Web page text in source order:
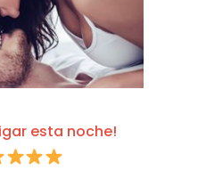
esta noche!